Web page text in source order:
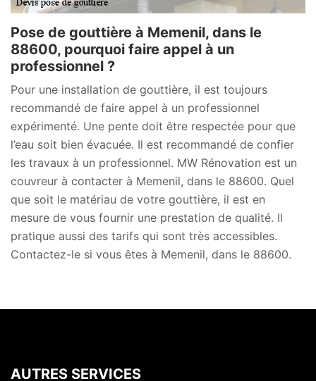
Pose de gouttière à Memenil, dans le
88600, pourquoi faire appel à un
professionnel ?
Pour une installation de gouttière, il est toujours
recommandé de faire appel à un professionnel
expérimenté. Une pente doit être respectée pour que
l’eau soit bien évacuée. Il est recommandé de confier
les travaux à un professionnel. MW Rénovation est un
couvreur à contacter à Memenil, dans le 88600. Quel
que soit le matériau de votre gouttière, il est en
mesure de vous fournir une prestation de qualité. Il
pratique aussi des tarifs qui sont très accessibles.
Contactez-le si vous êtes à Memenil, dans le 88600.
AUTRES SERVICES